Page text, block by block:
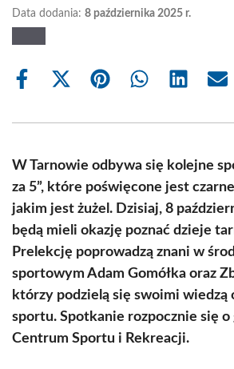
Data dodania: 8 października 2025 r.
Share
Share
(Twitter)
Share Share Share
W Tarnowie odbywa się kolejne
za 5”, które poświęcone jest
jakim jest żużel. Dzisiaj, 8
będą mieli okazję poznać dzieje
Prelekcję poprowadzą znani w
sportowym Adam Gomółka oraz
którzy podzielą się swoimi wiedzą
sportu. Spotkanie rozpocznie się
Centrum Sportu i Rekreacji.